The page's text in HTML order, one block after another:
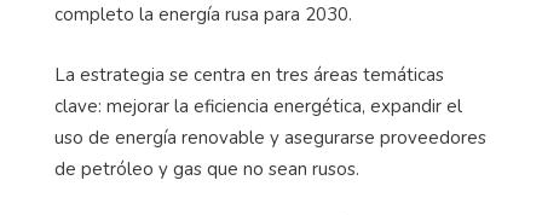
completo la energía rusa para 2030.
La estrategia se centra en tres áreas temáticas
clave: mejorar la eficiencia energética, expandir el
uso de energía renovable y asegurarse proveedores
de petróleo y gas que no sean rusos.